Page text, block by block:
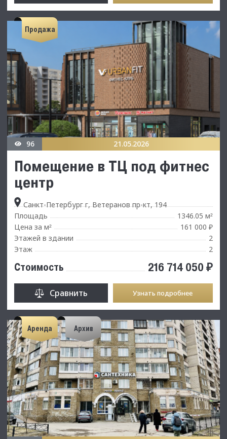
Продажа
96 21.05.2026
Помещение в ТЦ под фитнес
центр
Санкт-Петербург г, Ветеранов пр-кт, 194
Площадь
1346.05 м²
Цена за м²
161 000 ₽
Этажей в здании
2
Этаж
2
Стоимость 216 714 050 ₽
Сравнить Узнать подробнее
Аренда Архив